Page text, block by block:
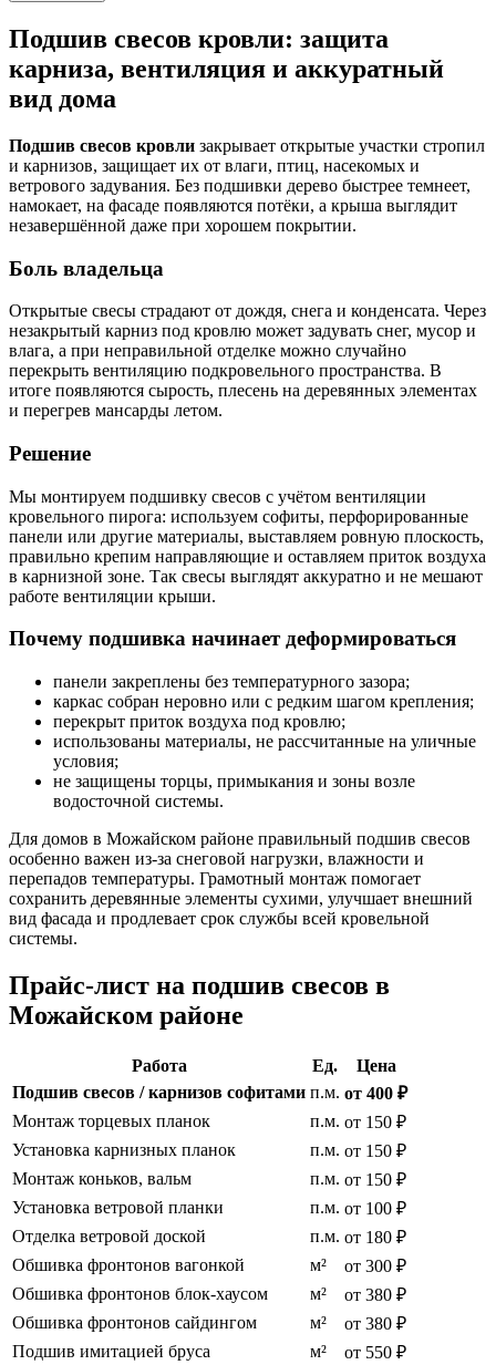
Подшив свесов кровли: защита
карниза, вентиляция и аккуратный
вид дома
Подшив свесов кровли закрывает открытые участки стропил
и карнизов, защищает их от влаги, птиц, насекомых и
ветрового задувания. Без подшивки дерево быстрее темнеет,
намокает, на фасаде появляются потёки, а крыша выглядит
незавершённой даже при хорошем покрытии.
Боль владельца
Открытые свесы страдают от дождя, снега и конденсата. Через
незакрытый карниз под кровлю может задувать снег, мусор и
влага, а при неправильной отделке можно случайно
перекрыть вентиляцию подкровельного пространства. В
итоге появляются сырость, плесень на деревянных элементах
и перегрев мансарды летом.
Решение
Мы монтируем подшивку свесов с учётом вентиляции
кровельного пирога: используем софиты, перфорированные
панели или другие материалы, выставляем ровную плоскость,
правильно крепим направляющие и оставляем приток воздуха
в карнизной зоне. Так свесы выглядят аккуратно и не мешают
работе вентиляции крыши.
Почему подшивка начинает деформироваться
панели закреплены без температурного зазора;
каркас собран неровно или с редким шагом крепления;
перекрыт приток воздуха под кровлю;
использованы материалы, не рассчитанные на уличные
условия;
не защищены торцы, примыкания и зоны возле
водосточной системы.
Для домов в Можайском районе правильный подшив свесов
особенно важен из-за снеговой нагрузки, влажности и
перепадов температуры. Грамотный монтаж помогает
сохранить деревянные элементы сухими, улучшает внешний
вид фасада и продлевает срок службы всей кровельной
системы.
Прайс-лист на подшив свесов в
Можайском районе
Работа Ед.
Цена
Подшив свесов / карнизов софитами п.м. от 400 ₽
Монтаж торцевых планок
п.м. от 150 ₽
Установка карнизных планок
п.м. от 150 ₽
Монтаж коньков, вальм
п.м. от 150 ₽
Установка ветровой планки
п.м. от 100 ₽
Отделка ветровой доской
п.м. от 180 ₽
Обшивка фронтонов вагонкой
м²
от 300 ₽
Обшивка фронтонов блок-хаусом
м²
от 380 ₽
Обшивка фронтонов сайдингом
м²
от 380 ₽
Подшив имитацией бруса
м² от 550 ₽